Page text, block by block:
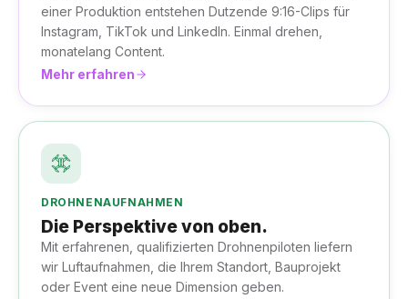
einer Produktion entstehen Dutzende 9:16-Clips für
Instagram, TikTok und LinkedIn. Einmal drehen,
monatelang Content.
Mehr erfahren
DROHNENAUFNAHMEN
Die Perspektive von oben.
Mit erfahrenen, qualifizierten Drohnenpiloten liefern
wir Luftaufnahmen, die Ihrem Standort, Bauprojekt
oder Event eine neue Dimension geben.